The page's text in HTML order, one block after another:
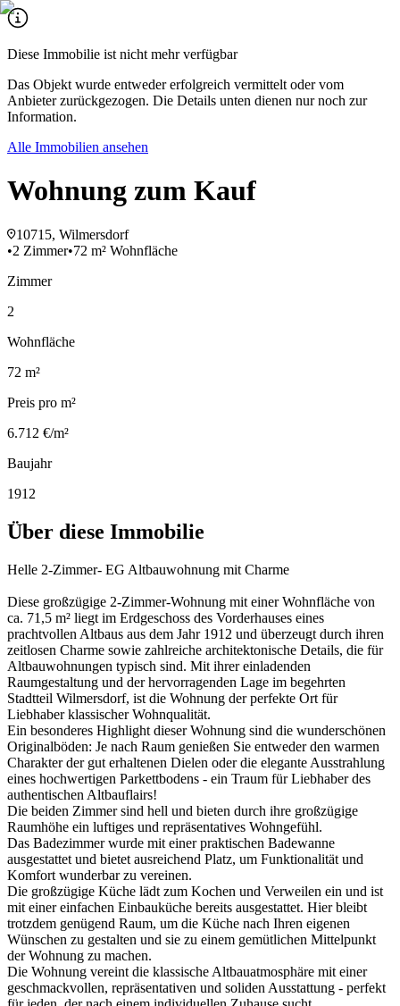
Diese Immobilie ist nicht mehr verfügbar
Das Objekt wurde entweder erfolgreich vermittelt oder vom
Anbieter zurückgezogen. Die Details unten dienen nur noch zur
Information.
Alle Immobilien ansehen
Wohnung zum Kauf
10715, Wilmersdorf
•2 Zimmer•72 m² Wohnfläche
Zimmer
2
Wohnfläche
72 m²
Preis pro m²
6.712 €/m²
Baujahr
1912
Über diese Immobilie
Helle 2-Zimmer- EG Altbauwohnung mit Charme
Diese großzügige 2-Zimmer-Wohnung mit einer Wohnfläche von
ca. 71,5 m² liegt im Erdgeschoss des Vorderhauses eines
prachtvollen Altbaus aus dem Jahr 1912 und überzeugt durch ihren
zeitlosen Charme sowie zahlreiche architektonische Details, die für
Altbauwohnungen typisch sind. Mit ihrer einladenden
Raumgestaltung und der hervorragenden Lage im begehrten
Stadtteil Wilmersdorf, ist die Wohnung der perfekte Ort für
Liebhaber klassischer Wohnqualität.
Ein besonderes Highlight dieser Wohnung sind die wunderschönen
Originalböden: Je nach Raum genießen Sie entweder den warmen
Charakter der gut erhaltenen Dielen oder die elegante Ausstrahlung
eines hochwertigen Parkettbodens - ein Traum für Liebhaber des
authentischen Altbauflairs!
Die beiden Zimmer sind hell und bieten durch ihre großzügige
Raumhöhe ein luftiges und repräsentatives Wohngefühl.
Das Badezimmer wurde mit einer praktischen Badewanne
ausgestattet und bietet ausreichend Platz, um Funktionalität und
Komfort wunderbar zu vereinen.
Die großzügige Küche lädt zum Kochen und Verweilen ein und ist
mit einer einfachen Einbauküche bereits ausgestattet. Hier bleibt
trotzdem genügend Raum, um die Küche nach Ihren eigenen
Wünschen zu gestalten und sie zu einem gemütlichen Mittelpunkt
der Wohnung zu machen.
Die Wohnung vereint die klassische Altbauatmosphäre mit einer
geschmackvollen, repräsentativen und soliden Ausstattung - perfekt